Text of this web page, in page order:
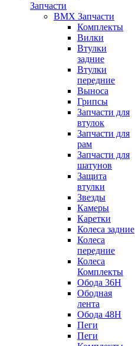
Запчасти
BMX Запчасти
Комплекты
Вилки
Втулки
задние
Втулки
передние
Выноса
Грипсы
Запчасти для
втулок
Запчасти для
рам
Запчасти для
шатунов
Защита
втулки
Звезды
Камеры
Каретки
Колеса задние
Колеса
передние
Колеса
Комплекты
Обода 36H
Ободная
лента
Обода 48H
Пеги
Пеги